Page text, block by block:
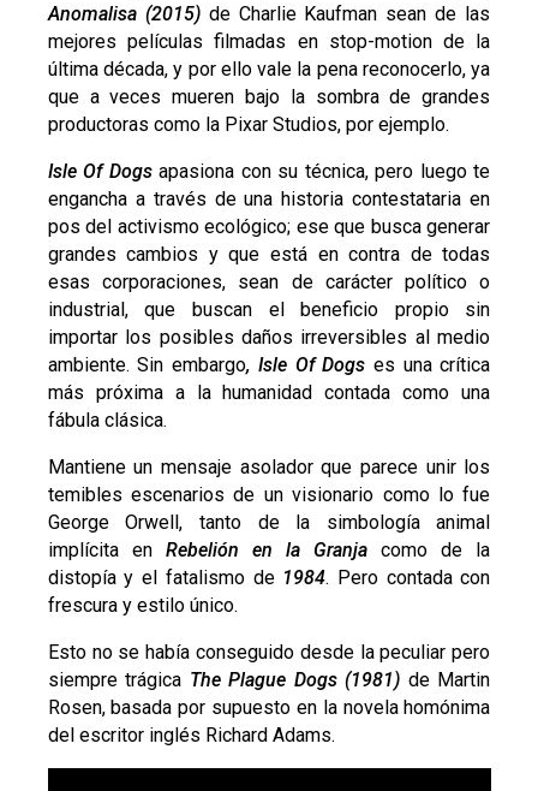
Anomalisa (2015)de Charlie Kaufman sean de las
mejores películas filmadas en stop-motion de la
última década, y por ello vale la pena reconocerlo, ya
que a veces mueren bajo la sombra de grandes
productoras como la Pixar Studios, por ejemplo.
Isle Of Dogsapasiona con su técnica, pero luego te
engancha a través de una historia contestataria en
pos del activismo ecológico; ese que busca generar
grandes cambios y que está en contra de todas
esas corporaciones, sean de carácter político o
industrial, que buscan el beneficio propio sin
importar los posibles daños irreversibles al medio
ambiente. Sin embargo, Isle Of Dogs es una crítica
más próxima a la humanidad contada como una
fábula clásica.
Mantiene un mensaje asolador que parece unir los
temibles escenarios de un visionario como lo fue
George Orwell, tanto de la simbología animal
implícita en Rebelión en la Granja como de la
distopía y el fatalismo de 1984. Pero contada con
frescura y estilo único.
Esto no se había conseguido desde la peculiar pero
siempre trágica The Plague Dogs (1981) de Martin
Rosen, basada por supuesto en la novela homónima
del escritor inglés Richard Adams.